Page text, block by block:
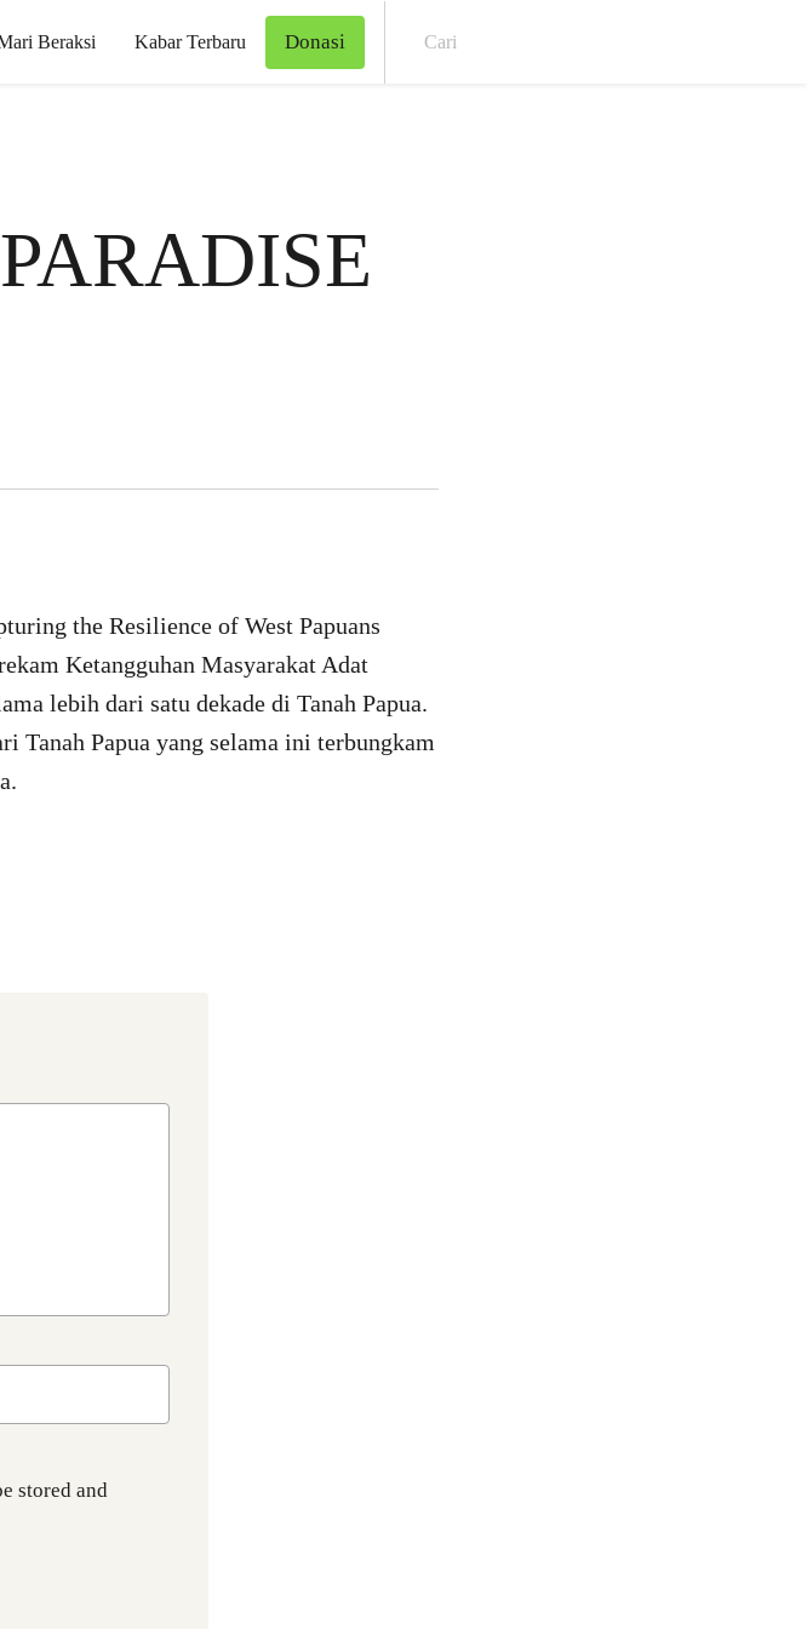
Beraksi Kabar Terbaru Donasi
the Resilience of West Papuans
Ketangguhan Masyarakat Adat
lebih dari satu dekade di Tanah Papua.
Tanah Papua yang selama ini terbungkam
stored and